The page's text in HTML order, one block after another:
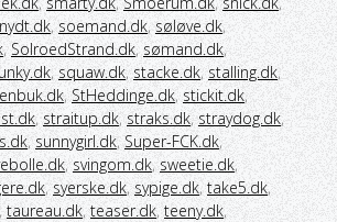
, soemand.dk, søløve.dk,
, SolroedStrand.dk, sømand.dk,
, squaw.dk, stacke.dk, stalling.dk,
, StHeddinge.dk, stickit.dk,
, straitup.dk, straks.dk, straydog.dk,
, sunnygirl.dk, Super-FCK.dk,
, svingom.dk, sweetie.dk,
, syerske.dk, sypige.dk, take5.dk,
, taureau.dk, teaser.dk, teeny.dk,